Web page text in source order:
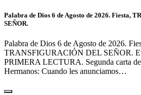
Palabra de Dios 6 de Agosto de 2026. Fiesta,
SEÑOR.
Palabra de Dios 6 de Agosto de 2026.
TRANSFIGURACIÓN DEL SEÑOR.
PRIMERA LECTURA. Segunda carta
Hermanos: Cuando les anunciamos…